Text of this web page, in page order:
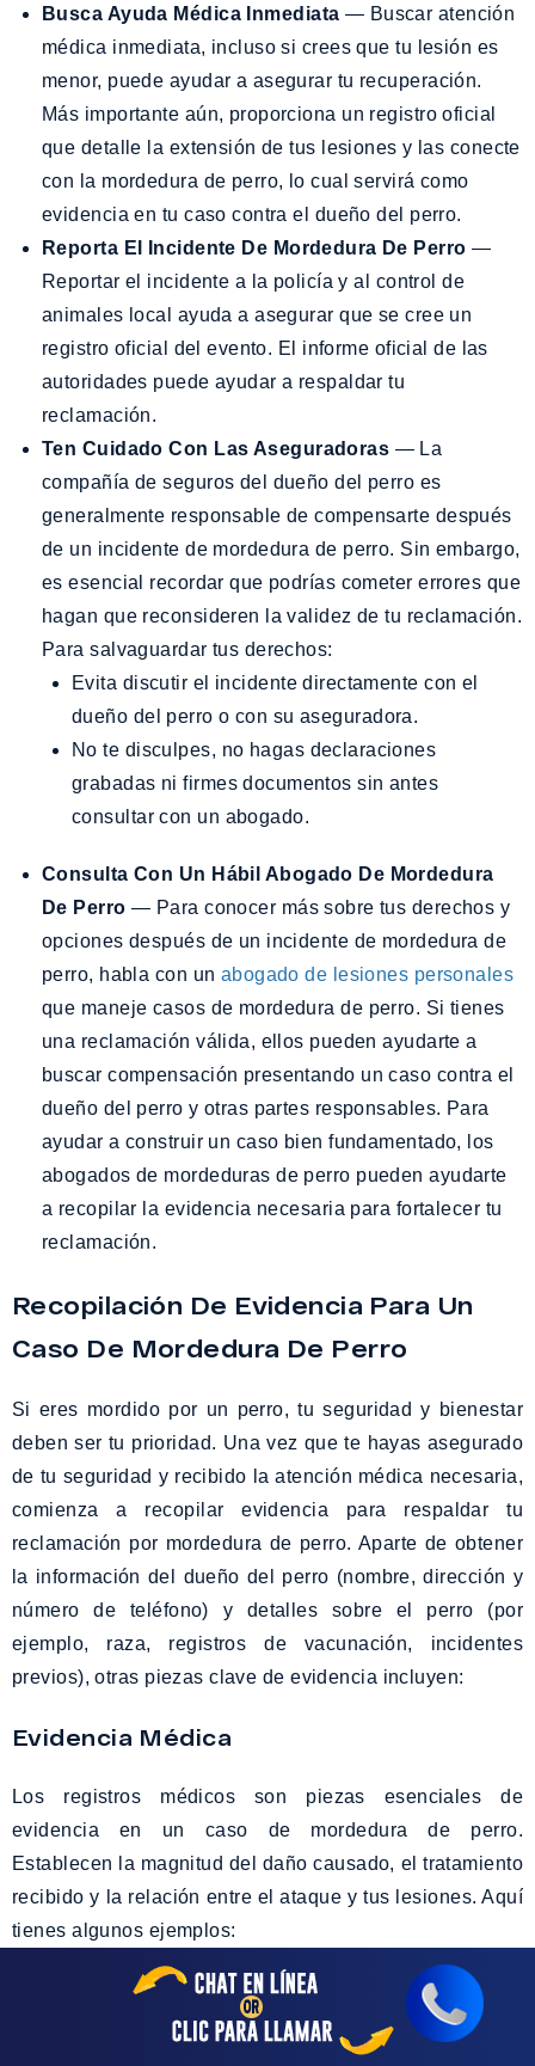
Busca Ayuda Médica Inmediata — Buscar atención
médica inmediata, incluso si crees que tu lesión es
menor, puede ayudar a asegurar tu recuperación.
Más importante aún, proporciona un registro oficial
que detalle la extensión de tus lesiones y las conecte
con la mordedura de perro, lo cual servirá como
evidencia en tu caso contra el dueño del perro.
Reporta El Incidente De Mordedura De Perro —
Reportar el incidente a la policía y al control de
animales local ayuda a asegurar que se cree un
registro oficial del evento. El informe oficial de las
autoridades puede ayudar a respaldar tu
reclamación.
Ten Cuidado Con Las Aseguradoras — La
compañía de seguros del dueño del perro es
generalmente responsable de compensarte después
de un incidente de mordedura de perro. Sin embargo,
es esencial recordar que podrías cometer errores que
hagan que reconsideren la validez de tu reclamación.
Para salvaguardar tus derechos:
Evita discutir el incidente directamente con el
dueño del perro o con su aseguradora.
No te disculpes, no hagas declaraciones
grabadas ni firmes documentos sin antes
consultar con un abogado.
Consulta Con Un Hábil Abogado De Mordedura
De Perro — Para conocer más sobre tus derechos y
opciones después de un incidente de mordedura de
perro, habla con un abogado de lesiones personales
que maneje casos de mordedura de perro. Si tienes
una reclamación válida, ellos pueden ayudarte a
buscar compensación presentando un caso contra el
dueño del perro y otras partes responsables. Para
ayudar a construir un caso bien fundamentado, los
abogados de mordeduras de perro pueden ayudarte
a recopilar la evidencia necesaria para fortalecer tu
reclamación.
Recopilación De Evidencia Para Un
Caso De Mordedura De Perro
Si eres mordido por un perro, tu seguridad y bienestar
deben ser tu prioridad. Una vez que te hayas asegurado
de tu seguridad y recibido la atención médica necesaria,
comienza a recopilar evidencia para respaldar tu
reclamación por mordedura de perro. Aparte de obtener
la información del dueño del perro (nombre, dirección y
número de teléfono) y detalles sobre el perro (por
ejemplo, raza, registros de vacunación, incidentes
previos), otras piezas clave de evidencia incluyen:
Evidencia Médica
Los registros médicos son piezas esenciales de
evidencia en un caso de mordedura de perro.
Establecen la magnitud del daño causado, el tratamiento
recibido y la relación entre el ataque y tus lesiones. Aquí
tienes algunos ejemplos:
Notas de la sala de emergencias o del médico.
otras lesiones visibles tomadas después del